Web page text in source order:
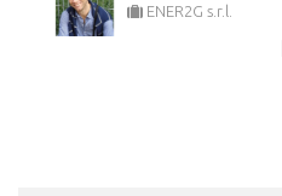
ENER2G s.r.l.